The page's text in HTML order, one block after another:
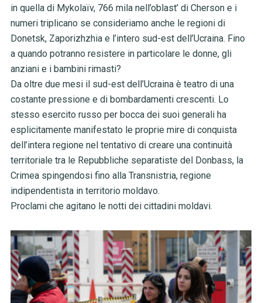
in quella di Mykolaïv, 766 mila nell’oblast’ di Cherson e i
numeri triplicano se consideriamo anche le regioni di
Donetsk, Zaporizhzhia e l’intero sud-est dell’Ucraina. Fino
a quando potranno resistere in particolare le donne, gli
anziani e i bambini rimasti?
Da oltre due mesi il sud-est dell’Ucraina è teatro di una
costante pressione e di bombardamenti crescenti. Lo
stesso esercito russo per bocca dei suoi generali ha
esplicitamente manifestato le proprie mire di conquista
dell’intera regione nel tentativo di creare una continuità
territoriale tra le Repubbliche separatiste del Donbass, la
Crimea spingendosi fino alla Transnistria, regione
indipendentista in territorio moldavo.
Proclami che agitano le notti dei cittadini moldavi.